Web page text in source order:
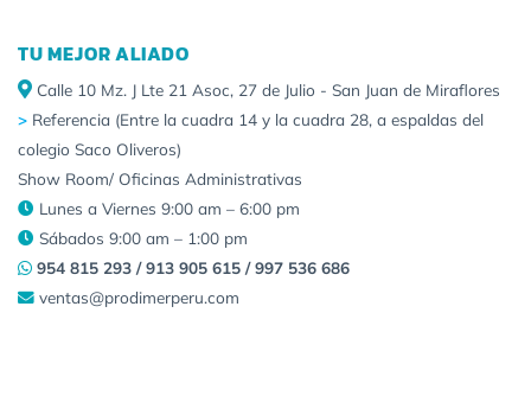
TU MEJOR ALIADO
Calle 10 Mz. J Lte 21 Asoc, 27 de Julio - San Juan de Miraflores
> Referencia (Entre la cuadra 14 y la cuadra 28, a espaldas del
colegio Saco Oliveros)
Show Room/ Oficinas Administrativas
Lunes a Viernes 9:00 am – 6:00 pm
Sábados 9:00 am – 1:00 pm
954 815 293 / 913 905 615 / 997 536 686
ventas@prodimerperu.com